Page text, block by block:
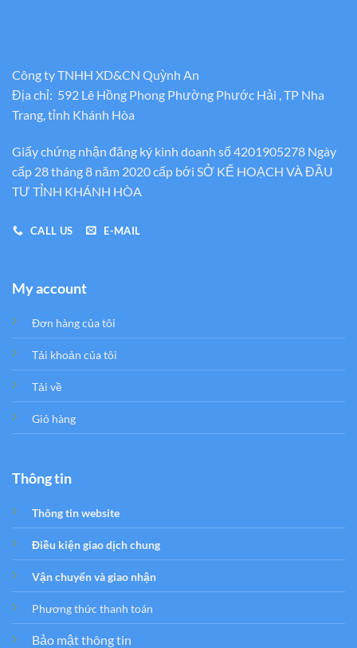
Công ty TNHH XD&CN Quỳnh An
Địa chỉ: 592 Lê Hồng Phong Phường Phước Hải , TP Nha
Trang, tỉnh Khánh Hòa
Giấy chứng nhận đăng ký kinh doanh số 4201905278 Ngày
cấp 28 tháng 8 năm 2020 cấp bới SỞ KẾ HOẠCH VÀ ĐẦU
TƯ TỈNH KHÁNH HÒA
CALL US E-MAIL
My account
Đơn hàng của tôi
Tải khoản của tôi
Tải về
Giỏ hàng
Thông tin
Thông tin website
Điều kiện giao dịch chung
Vận chuyển và giao nhận
Phương thức thanh toán
Bảo mật thông tin